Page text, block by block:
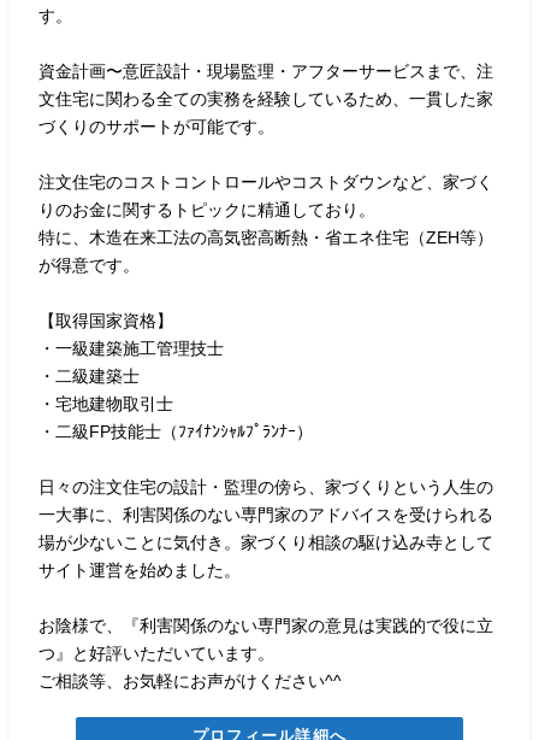
す。
資金計画〜意匠設計・現場監理・アフターサービスまで、注
文住宅に関わる全ての実務を経験しているため、一貫した家
づくりのサポートが可能です。
注文住宅のコストコントロールやコストダウンなど、家づく
りのお金に関するトピックに精通しており。
特に、木造在来工法の高気密高断熱・省エネ住宅（ZEH等）
が得意です。
【取得国家資格】
・一級建築施工管理技士
・二級建築士
・宅地建物取引士
・二級FP技能士（ﾌｧｲﾅﾝｼｬﾙﾌﾟﾗﾝﾅｰ）
日々の注文住宅の設計・監理の傍ら、家づくりという人生の
一大事に、利害関係のない専門家のアドバイスを受けられる
場が少ないことに気付き。家づくり相談の駆け込み寺として
サイト運営を始めました。
お陰様で、『利害関係のない専門家の意見は実践的で役に立
つ』と好評いただいています。
ご相談等、お気軽にお声がけください^^
プロフィール詳細へ